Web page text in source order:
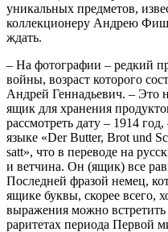
уникальных предметов,
коллекционеру Андрею
ждать.
– На фотографии – редкий
войны, возраст которого
Андрей Геннадьевич. – Это
ящик для хранения
рассмотреть дату – 1914
языке «Der Butter, Brot und
satt», что в переводе на
и ветчина. Он (ящик) все
Последней фразой немец,
ящике буквы, скорее всего,
выражения можно
раритетах периода Первой